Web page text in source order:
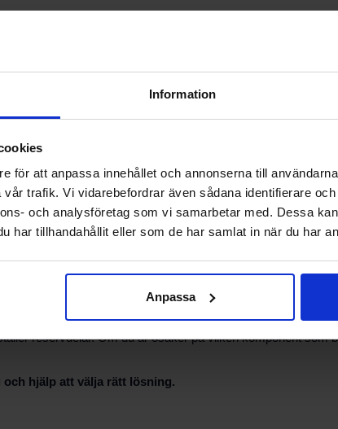
Information
för att anpassa innehållet och annonserna till
trafik. Vi vidarebefordrar även sådana identifierare
och analysföretag som vi samarbetar med. Dessa
har tillhandahållit eller som de har samlat in när du har
Anpassa
reservdel för Nibe Fighter 1245. Den används som
rätt artikel för din modell och setup.
du har modell- och serienummer tillgängligt vid kontakt.
installation och service. Vi anger inga tekniska
vår support för hjälp. Leveransvillkor, pris och
utförs av behörig installatör för att bevara
reservdelar. Om du är osäker på vilken komponent som
hjälp att välja rätt lösning.